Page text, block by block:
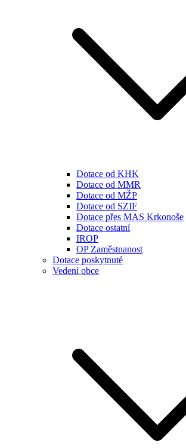
Dotace od KHK
Dotace od MMR
Dotace od MŽP
Dotace od SZIF
Dotace přes MAS Krkonoše
Dotace ostatní
IROP
OP Zaměstnanost
Dotace poskytnuté
Vedení obce